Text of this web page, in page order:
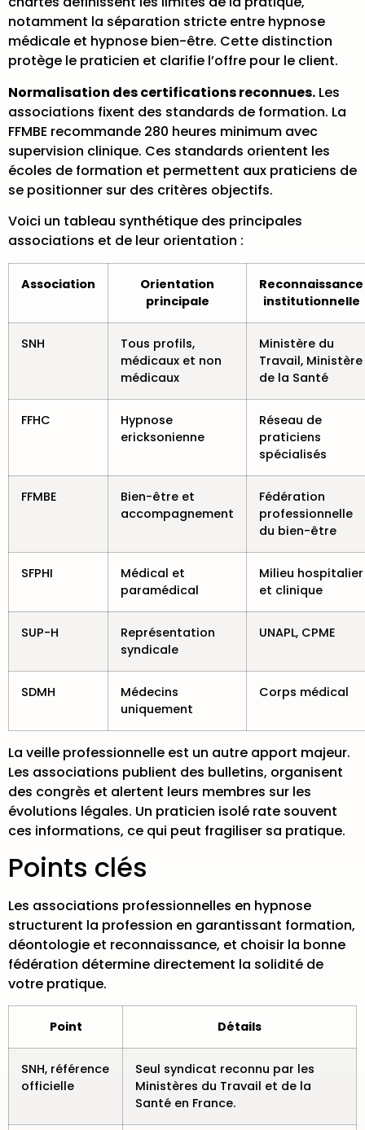
notamment la séparation stricte entre hypnose
médicale et hypnose bien-être. Cette distinction
protège le praticien et clarifie l’offre pour le client.
Normalisation des certifications reconnues. Les
associations fixent des standards de formation. La
FFMBE recommande 280 heures minimum avec
supervision clinique. Ces standards orientent les
écoles de formation et permettent aux praticiens de
se positionner sur des critères objectifs.
Voici un tableau synthétique des principales
associations et de leur orientation :
Association
Orientation
principale
Reconnaissance
institutionnelle
SNH
Tous profils,
médicaux et non
médicaux
Ministère du
Travail, Ministère
de la Santé
FFHC
Hypnose
ericksonienne
Réseau de
praticiens
spécialisés
FFMBE
Bien-être et
accompagnement
Fédération
professionnelle
du bien-être
SFPHI
Médical et
paramédical
Milieu hospitalier
et clinique
SUP-H
Représentation
syndicale
UNAPL, CPME
SDMH
Médecins
uniquement
Corps médical
La veille professionnelle est un autre apport majeur.
Les associations publient des bulletins, organisent
des congrès et alertent leurs membres sur les
évolutions légales. Un praticien isolé rate souvent
ces informations, ce qui peut fragiliser sa pratique.
Points clés
Les associations professionnelles en hypnose
structurent la profession en garantissant formation,
déontologie et reconnaissance, et choisir la bonne
fédération détermine directement la solidité de
votre pratique.
Point Détails
SNH, référence
officielle
Seul syndicat reconnu par les
Ministères du Travail et de la
Santé en France.